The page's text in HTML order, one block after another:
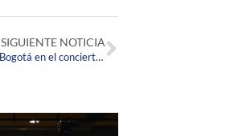
SIGUIENTE NOTICIA
Egresada Corpista dirigió a la Orquesta Filarmónica de Mujeres de Bogotá en el concierto tributo a Soda Stereo.